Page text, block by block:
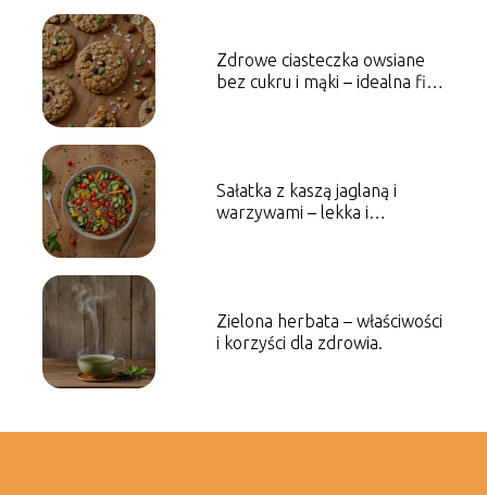
Zdrowe ciasteczka owsiane
bez cukru i mąki – idealna fit
Sałatka z kaszą jaglaną i
warzywami – lekka i
Zielona herbata – właściwości
i korzyści dla zdrowia.